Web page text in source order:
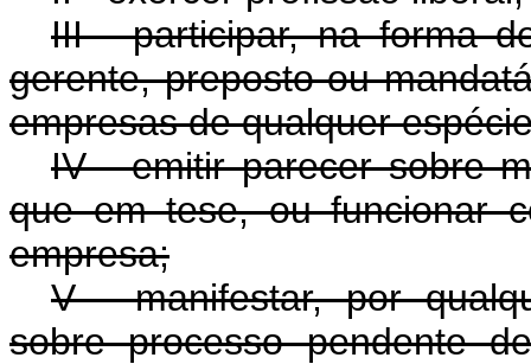
III - participar, na forma
gerente, preposto ou
empresas de qualquer
IV - emitir parecer sobre
que em tese, ou funcionar
empresa;
V - manifestar, por
sobre processo pendente